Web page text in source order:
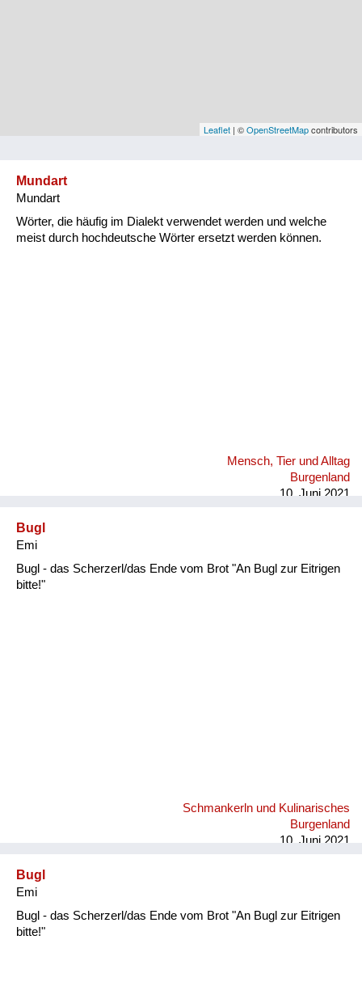
Vorarlberg
Natur und Landwirtschaft
Leaflet | ©OpenStreetMapcontributors
Mundart
Mundart
Wörter, die häufig im Dialekt verwendet werden und welche
meist durch hochdeutsche Wörter ersetzt werden können.
Mensch, Tier und Alltag
Burgenland
10. Juni 2021
Bugl
Emi
Bugl - das Scherzerl/das Ende vom Brot "An Bugl zur Eitrigen
bitte!"
Schmankerln und Kulinarisches
Burgenland
10. Juni 2021
Bugl
Emi
Bugl - das Scherzerl/das Ende vom Brot "An Bugl zur Eitrigen
bitte!"